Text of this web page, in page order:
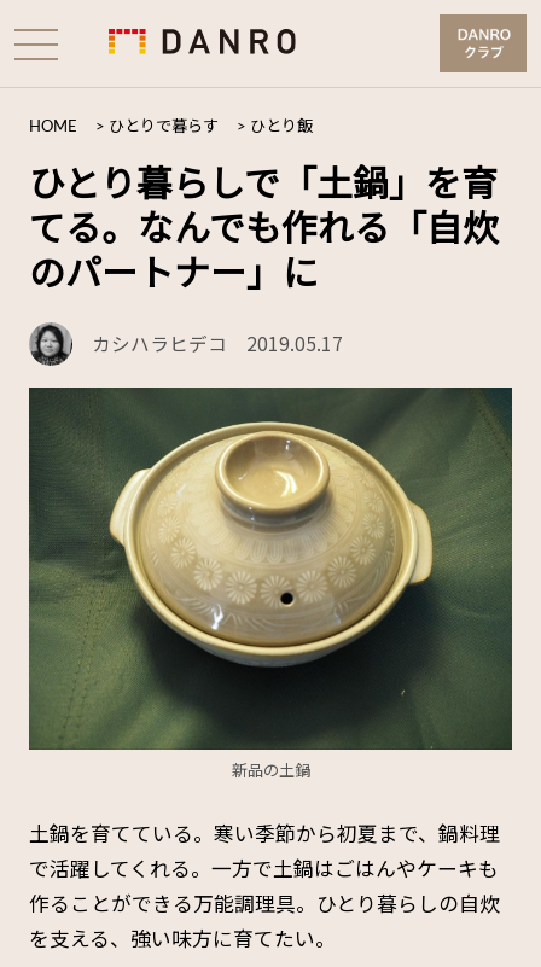
HOME > ひとりで暮らす > ひとり飯
ひとり暮らしで「土鍋」を育
てる。なんでも作れる「自炊
のパートナー」に
カシハラヒデコ 2019.05.17
新品の土鍋
土鍋を育てている。寒い季節から初夏まで、鍋料理
で活躍してくれる。一方で土鍋はごはんやケーキも
作ることができる万能調理具。ひとり暮らしの自炊
を支える、強い味方に育てたい。